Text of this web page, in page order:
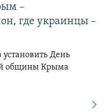
–
где украинцы –
установить День
общины Крыма